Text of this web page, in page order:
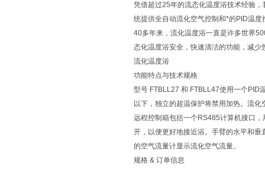
凭借超过25年的流态化温度浴技术经验
统提供全自动流化空气控制和*的PID温度
40多年来，流化温度浴一直是许多世界
态化温度浴安全，快速清洁的功能，减
流化温度浴
功能特点与技术规格
型号 FTBLL27 和 FTBLL47使用一个PID
以下，独立的超温保护将禁用加热。流化
远程控制箱包括一个RS485计算机接口
开，以便更好地接近浴。手臂的水平和
的空气流量计显示流化空气流量。
规格 & 订单信息